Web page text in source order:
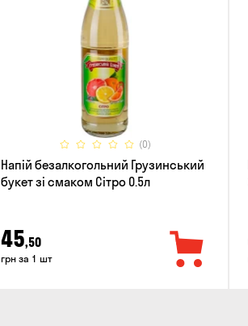
(0)
Напій безалкогольний Грузинський
букет зі смаком Сітро 0.5л
45,50
грн за 1 шт